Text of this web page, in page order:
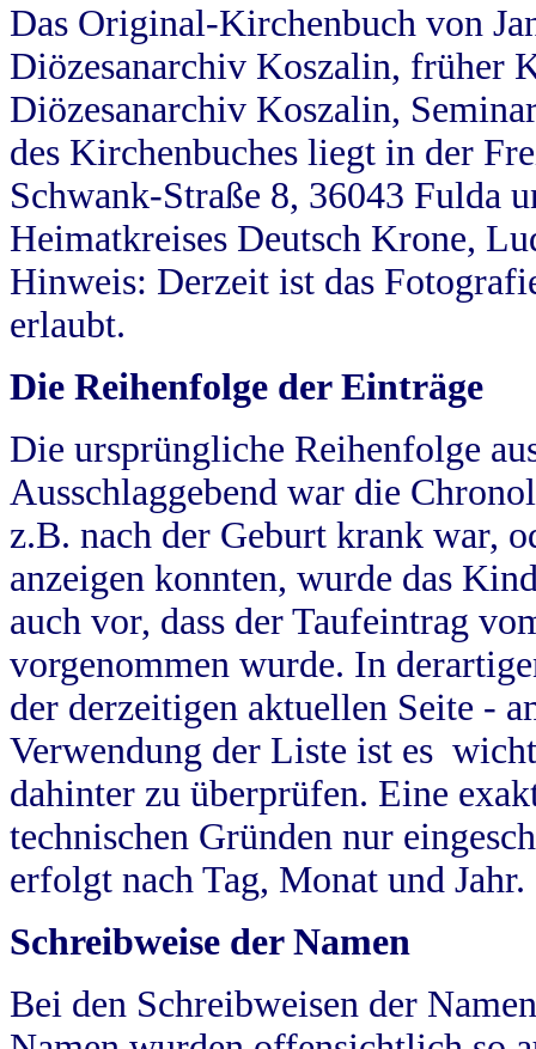
Das Original-Kirchenbuch von
Diözesanarchiv Koszalin, früher
Diözesanarchiv Koszalin,
des Kirchenbuches liegt in der
Schwank-Straße 8, 36043 Fulda
Heimatkreises Deutsch Krone,
Hinweis: Derzeit ist das
erlaubt.
Die Reihenfolge der Einträge
Die ursprüngliche Reihenfolge
Ausschlaggebend war die
z.B. nach der Geburt krank war,
anzeigen konnten, wurde das
auch vor, dass der Taufeintrag
vorgenommen wurde. In
der derzeitigen aktuellen Seite -
Verwendung der Liste ist es
dahinter zu überprüfen. Eine
technischen Gründen nur
erfolgt nach Tag, Monat und Jahr.
Schreibweise der Namen
Bei den Schreibweisen der